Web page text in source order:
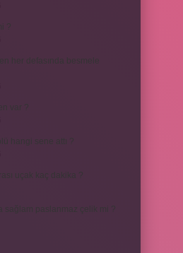
?
her defasında besmele
sağlam paslanmaz çelik mi ?